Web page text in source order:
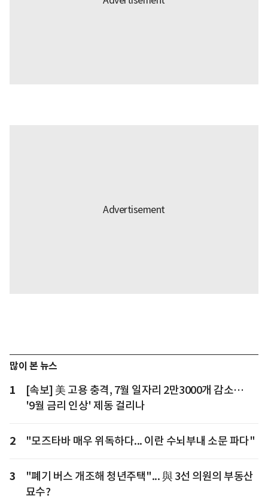
많이 본 뉴스
1
[속보] 美 고용 충격, 7월 일자리 2만3000개 감소…
'9월 금리 인상' 제동 걸리나
2 "모즈타바 매우 위독하다... 이란 수뇌부내 소문 파다"
3
"폐기 버스 개조해 청년주택"... 與 3선 의원의 부동산
묘수?